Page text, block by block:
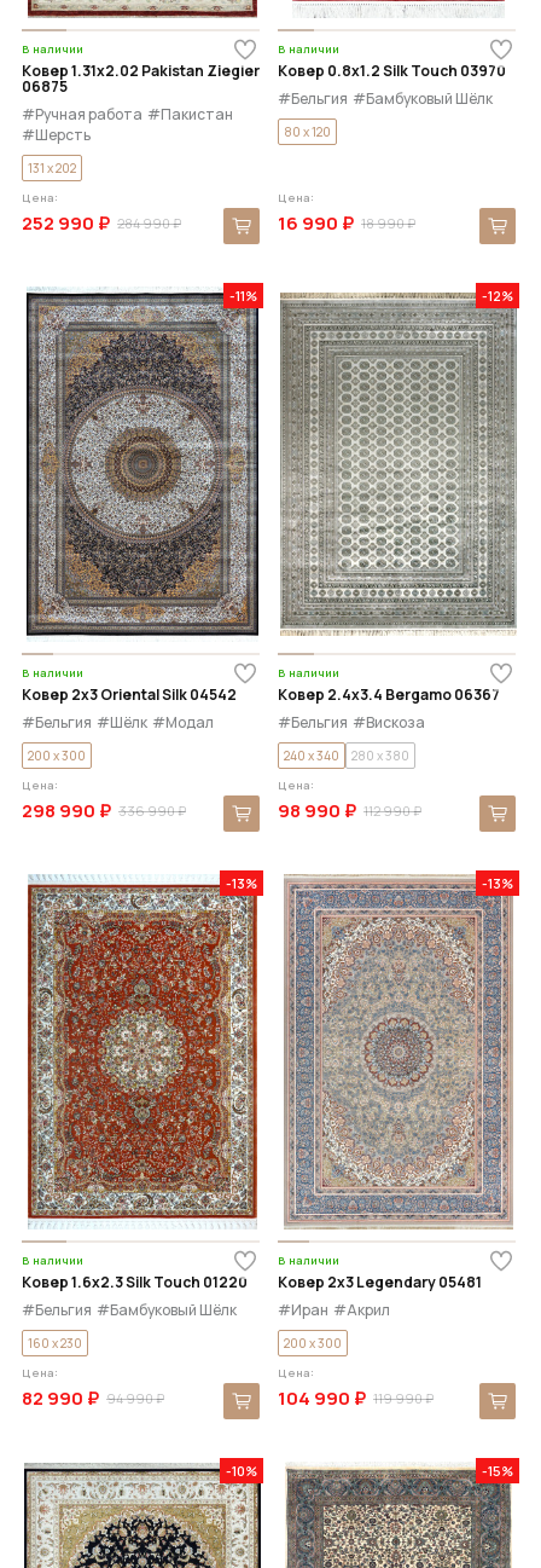
В наличии
Ковер 1.31x2.02 Pakistan Ziegler
06875
#Ручная работа #Пакистан
#Шерсть
131 x 202
Цена:
284 990 ₽
252 990 ₽
В наличии
Ковер 0.8x1.2 Silk Touch 03970
#Бельгия #Бамбуковый Шёлк
80 x 120
Цена:
18 990 ₽
16 990 ₽
-11%
В наличии
Ковер 2x3 Oriental Silk 04542
#Бельгия #Шёлк #Модал
200 x 300
Цена:
336 990 ₽
298 990 ₽
-12%
В наличии
Ковер 2.4x3.4 Bergamo 06367
#Бельгия #Вискоза
240 x 340 280 x 380
Цена:
112 990 ₽
98 990 ₽
-13%
В наличии
Ковер 1.6x2.3 Silk Touch 01220
#Бельгия #Бамбуковый Шёлк
160 x 230
Цена:
94 990 ₽
82 990 ₽
-13%
В наличии
Ковер 2x3 Legendary 05481
#Иран #Акрил
200 x 300
Цена:
119 990 ₽
104 990 ₽
-10% -15%